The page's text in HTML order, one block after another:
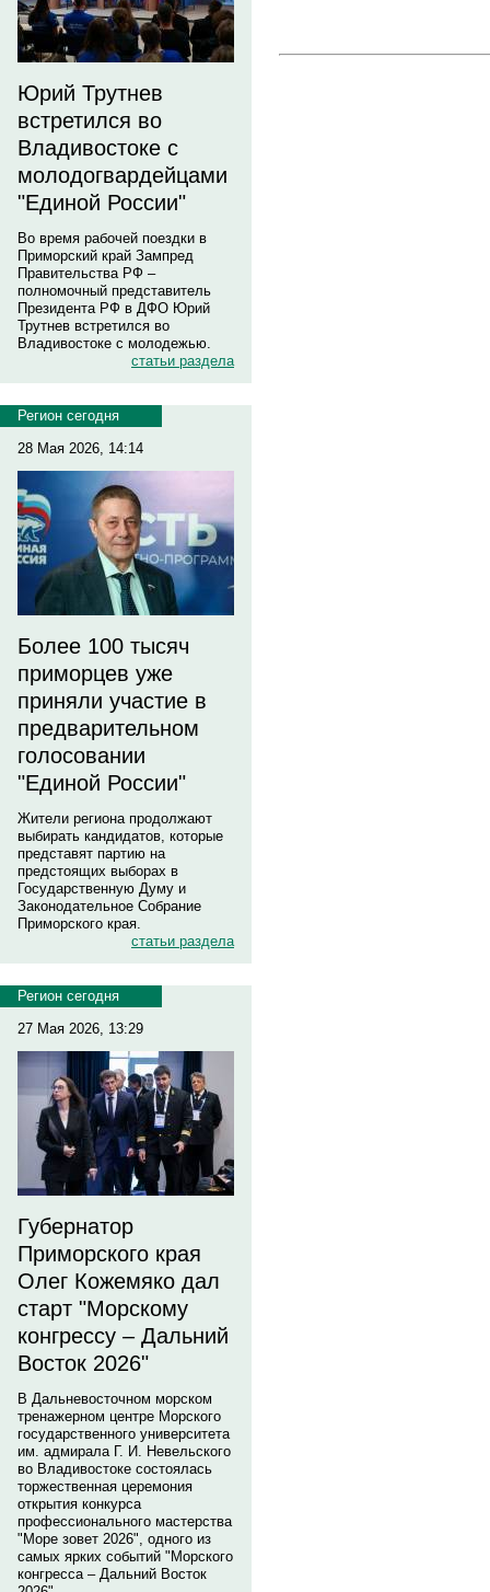
Юрий Трутнев
встретился во
Владивостоке с
молодогвардейцами
"Единой России"
Во время рабочей поездки в
Приморский край Зампред
Правительства РФ –
полномочный представитель
Президента РФ в ДФО Юрий
Трутнев встретился во
Владивостоке с молодежью.
статьи раздела
Регион сегодня
28 Мая 2026, 14:14
Более 100 тысяч
приморцев уже
приняли участие в
предварительном
голосовании
"Единой России"
Жители региона продолжают
выбирать кандидатов, которые
представят партию на
предстоящих выборах в
Государственную Думу и
Законодательное Собрание
Приморского края.
статьи раздела
Регион сегодня
27 Мая 2026, 13:29
Губернатор
Приморского края
Олег Кожемяко дал
старт "Морскому
конгрессу – Дальний
Восток 2026"
В Дальневосточном морском
тренажерном центре Морского
государственного университета
им. адмирала Г. И. Невельского
во Владивостоке состоялась
торжественная церемония
открытия конкурса
профессионального мастерства
"Море зовет 2026", одного из
самых ярких событий "Морского
конгресса – Дальний Восток